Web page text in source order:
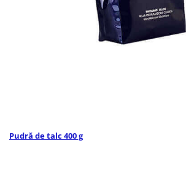
Pudră de talc 400 g